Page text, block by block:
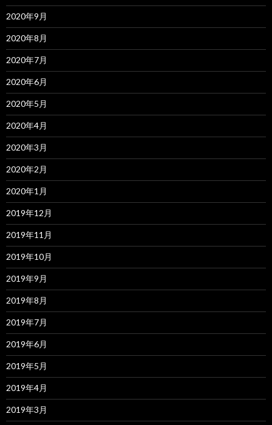
2020年9月
2020年8月
2020年7月
2020年6月
2020年5月
2020年4月
2020年3月
2020年2月
2020年1月
2019年12月
2019年11月
2019年10月
2019年9月
2019年8月
2019年7月
2019年6月
2019年5月
2019年4月
2019年3月